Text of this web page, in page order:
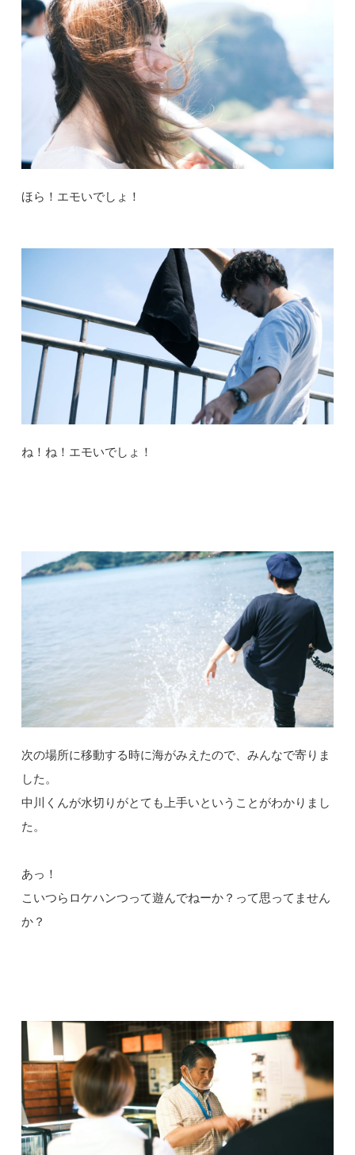
ほら！エモいでしょ！
ね！ね！エモいでしょ！
次の場所に移動する時に海がみえたので、みんなで寄りま
した。
中川くんが水切りがとても上手いということがわかりまし
た。
あっ！
こいつらロケハンつって遊んでねーか？って思ってません
か？